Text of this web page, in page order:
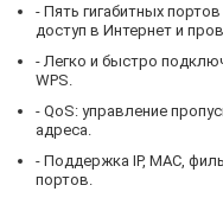
- Пять гигабитных
доступ в Интернет и
- Легко и быстро
WPS.
- QoS: управление
адреса.
- Поддержка IP, MAC,
портов.